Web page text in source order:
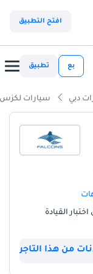
افتح التطبيق
بع تطبيق
دبي سيارات لكزس
القيادة
من هذا التاجر
وباعتبارها موديلًا
فرصة نادرة لتجنب
الرباعي الرائدة